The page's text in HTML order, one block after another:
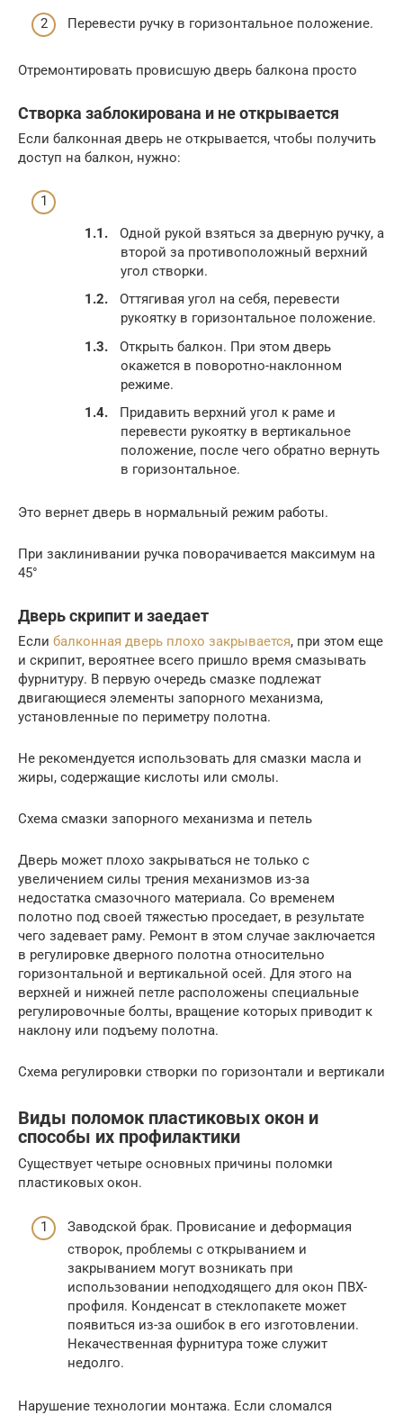
Перевести ручку в горизонтальное положение.
Отремонтировать провисшую дверь балкона просто
Створка заблокирована и не открывается
Если балконная дверь не открывается, чтобы получить
доступ на балкон, нужно:
Одной рукой взяться за дверную ручку, а
второй за противоположный верхний
угол створки.
Оттягивая угол на себя, перевести
рукоятку в горизонтальное положение.
Открыть балкон. При этом дверь
окажется в поворотно-наклонном
режиме.
Придавить верхний угол к раме и
перевести рукоятку в вертикальное
положение, после чего обратно вернуть
в горизонтальное.
Это вернет дверь в нормальный режим работы.
При заклинивании ручка поворачивается максимум на
45°
Дверь скрипит и заедает
Если балконная дверь плохо закрывается, при этом еще
и скрипит, вероятнее всего пришло время смазывать
фурнитуру. В первую очередь смазке подлежат
двигающиеся элементы запорного механизма,
установленные по периметру полотна.
Не рекомендуется использовать для смазки масла и
жиры, содержащие кислоты или смолы.
Схема смазки запорного механизма и петель
Дверь может плохо закрываться не только с
увеличением силы трения механизмов из-за
недостатка смазочного материала. Со временем
полотно под своей тяжестью проседает, в результате
чего задевает раму. Ремонт в этом случае заключается
в регулировке дверного полотна относительно
горизонтальной и вертикальной осей. Для этого на
верхней и нижней петле расположены специальные
регулировочные болты, вращение которых приводит к
наклону или подъему полотна.
Схема регулировки створки по горизонтали и вертикали
Виды поломок пластиковых окон и
способы их профилактики
Существует четыре основных причины поломки
пластиковых окон.
Заводской брак. Провисание и деформация
створок, проблемы с открыванием и
закрыванием могут возникать при
использовании неподходящего для окон ПВХ-
профиля. Конденсат в стеклопакете может
появиться из-за ошибок в его изготовлении.
Некачественная фурнитура тоже служит
недолго.
Нарушение технологии монтажа. Если сломался